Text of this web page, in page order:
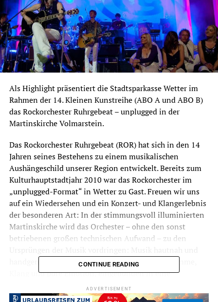
Als Highlight präsentiert die Stadtsparkasse Wetter im
Rahmen der 14. Kleinen Kunstreihe (ABO A und ABO B)
das Rockorchester Ruhrgebeat – unplugged in der
Martinskirche Volmarstein.
Das Rockorchester Ruhrgebeat (ROR) hat sich in den 14
Jahren seines Bestehens zu einem musikalischen
Aushängeschild unserer Region entwickelt. Bereits zum
Kulturhauptstadtjahr 2010 war das Rockorchester im
„unplugged-Format“ in Wetter zu Gast. Freuen wir uns
auf ein Wiedersehen und ein Konzert- und Klangerlebnis
der besonderen Art: In der stimmungsvoll illuminierten
Martinskirche wird das Orchester – ohne den sonst
betriebenen großen technischen Aufwand – zu den
handgemacht, auf das Wesentliche punktiert: Stimme,
Klang und pure Emotion, eingebunden in eine
unterhaltsame und humorvolle Moderation.
CONTINUE READING
ADVERTISEMENT